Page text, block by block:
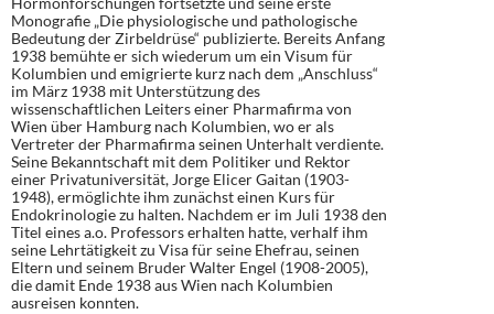
Monografie „Die physiologische und pathologische
Bedeutung der Zirbeldrüse“ publizierte. Bereits Anfang
1938 bemühte er sich wiederum um ein Visum für
Kolumbien und emigrierte kurz nach dem „Anschluss“
im März 1938 mit Unterstützung des
wissenschaftlichen Leiters einer Pharmafirma von
Wien über Hamburg nach Kolumbien, wo er als
Vertreter der Pharmafirma seinen Unterhalt verdiente.
Seine Bekanntschaft mit dem Politiker und Rektor
einer Privatuniversität, Jorge Elicer Gaitan (1903-
1948), ermöglichte ihm zunächst einen Kurs für
Endokrinologie zu halten. Nachdem er im Juli 1938 den
Titel eines a.o. Professors erhalten hatte, verhalf ihm
seine Lehrtätigkeit zu Visa für seine Ehefrau, seinen
Eltern und seinem Bruder Walter Engel (1908-2005),
die damit Ende 1938 aus Wien nach Kolumbien
ausreisen konnten.